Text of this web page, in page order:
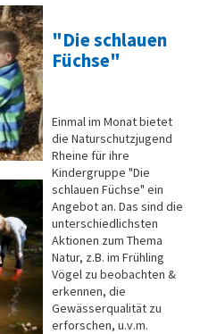
"Die schlauen
Füchse"
Einmal im Monat bietet
die Naturschutzjugend
Rheine für ihre
Kindergruppe "Die
schlauen Füchse" ein
Angebot an. Das sind die
unterschiedlichsten
Aktionen zum Thema
Natur, z.B. im Frühling
Vögel zu beobachten &
erkennen, die
Gewässerqualität zu
erforschen, u.v.m.